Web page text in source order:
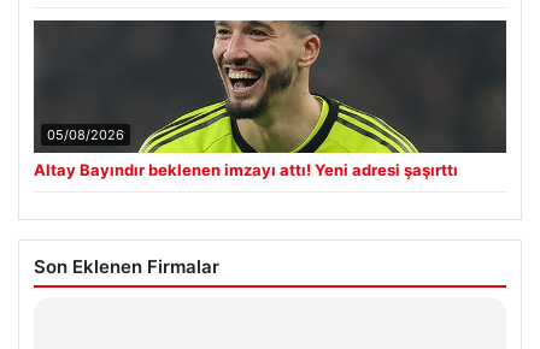
05/08/2026
Altay Bayındır beklenen imzayı attı! Yeni adresi şaşırttı
Son Eklenen Firmalar